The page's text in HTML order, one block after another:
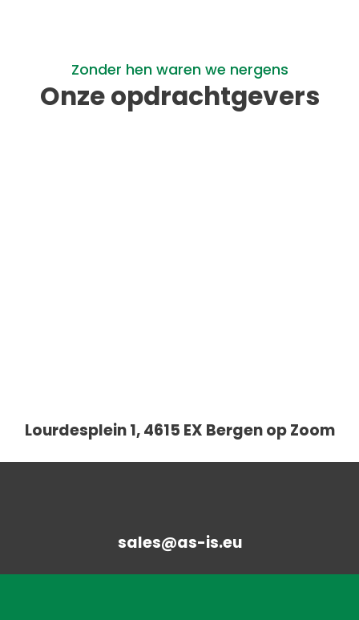
Zonder hen waren we nergens
Onze opdrachtgevers
Lourdesplein 1, 4615 EX Bergen op Zoom
sales@as-is.eu